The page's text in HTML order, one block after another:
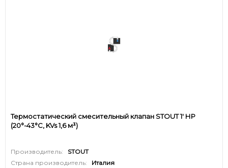
Термостатический смесительный клапан STOUT 1' НР
(20°-43°C, KVs 1,6 м³)
Производитель:
STOUT
Страна производитель:
Италия